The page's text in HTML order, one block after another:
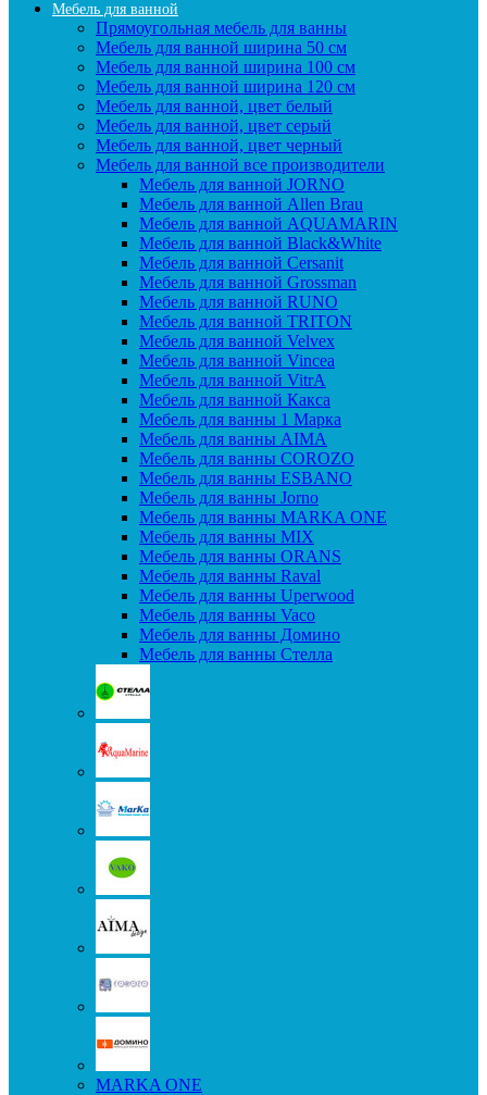
Мебель для ванной
Прямоугольная мебель для ванны
Мебель для ванной ширина 50 см
Мебель для ванной ширина 100 см
Мебель для ванной ширина 120 см
Мебель для ванной, цвет белый
Мебель для ванной, цвет серый
Мебель для ванной, цвет черный
Мебель для ванной все производители
Мебель для ванной JORNO
Мебель для ванной Allen Brau
Мебель для ванной AQUAMARIN
Мебель для ванной Black&White
Мебель для ванной Cersanit
Мебель для ванной Grossman
Мебель для ванной RUNO
Мебель для ванной TRITON
Мебель для ванной Velvex
Мебель для ванной Vincea
Мебель для ванной VitrA
Мебель для ванной Какса
Мебель для ванны 1 Марка
Мебель для ванны AIMA
Мебель для ванны COROZO
Мебель для ванны ESBANO
Мебель для ванны Jorno
Мебель для ванны MARKA ONE
Мебель для ванны MIX
Мебель для ванны ORANS
Мебель для ванны Raval
Мебель для ванны Uperwood
Мебель для ванны Vaco
Мебель для ванны Домино
Мебель для ванны Стелла
MARKA ONE